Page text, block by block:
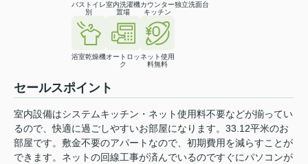
バストイレ
別
室内洗濯機
置場
カウンター
キッチン
独立洗面台
浴室乾燥機オートロッ
ク
ネット使用
料無料
セールスポイント
室内設備はシステムキッチン・ネット使用料不要などが揃ってい
るので、快適に過ごしやすいお部屋になります。33.12平米のお
部屋です。敷金不要のアパートなので、初期費用を減らすことが
できます。ネットの回線工事が済んでいるのですぐにパソコンが